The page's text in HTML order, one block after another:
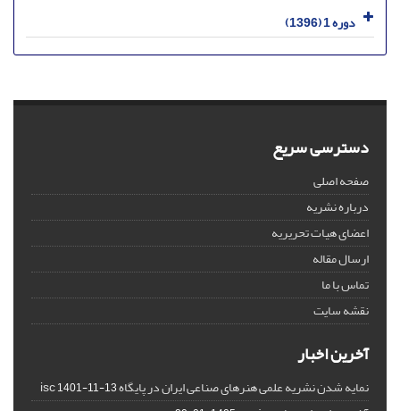
دوره 1 (1396)
دسترسی سریع
صفحه اصلی
درباره نشریه
اعضای هیات تحریریه
ارسال مقاله
تماس با ما
نقشه سایت
آخرین اخبار
نمایه شدن نشریه علمی هنرهای صناعی ایران در پایگاه isc1401-11-13